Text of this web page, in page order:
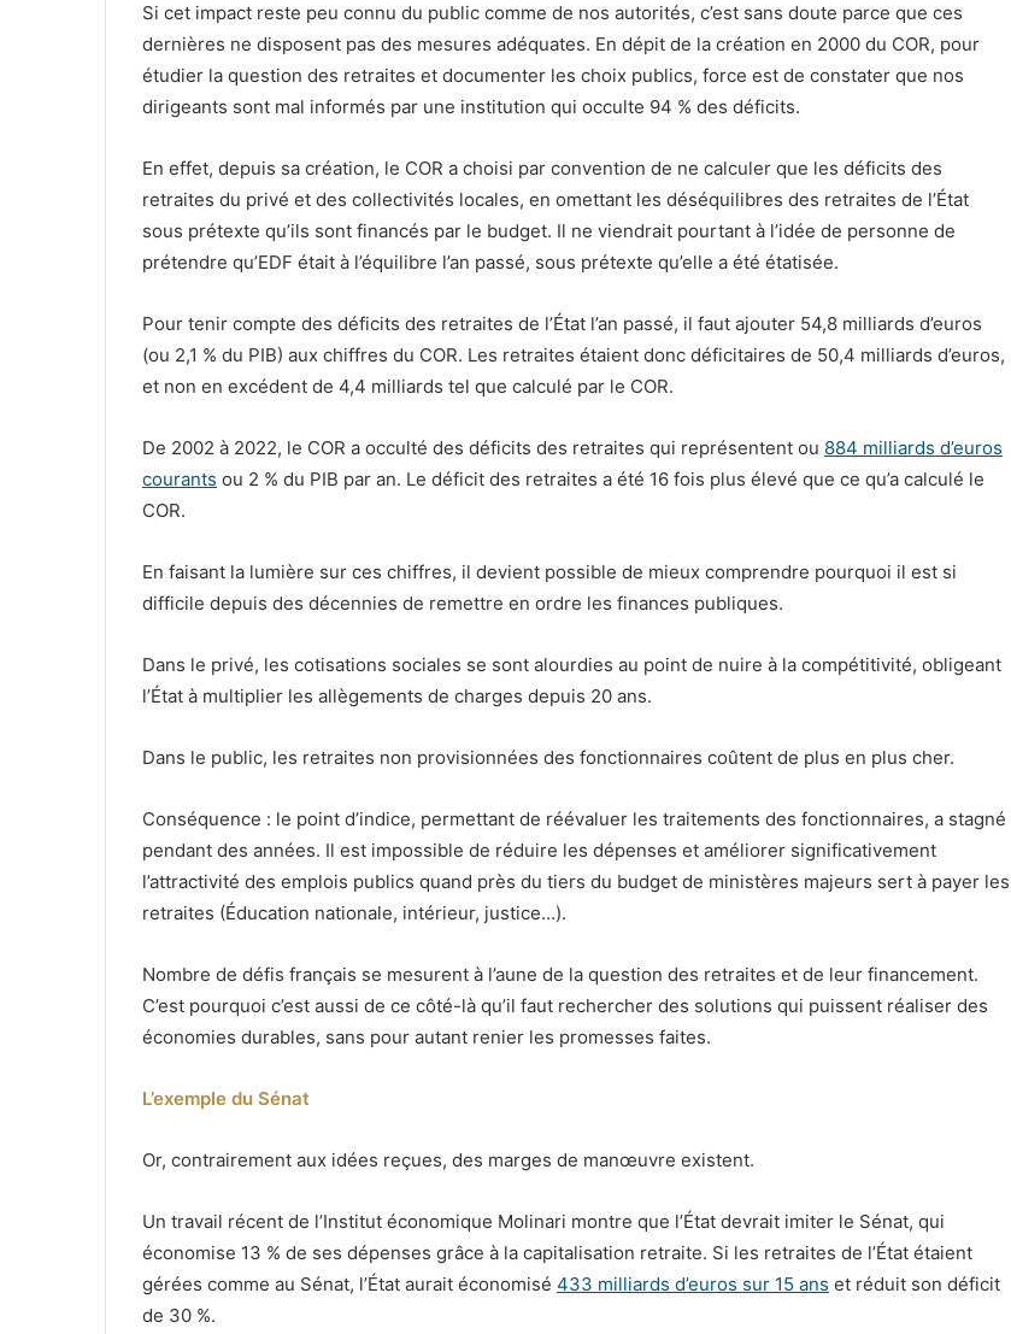
Si cet impact reste peu connu du public comme de nos autorités, c’est sans doute parce que ces
dernières ne disposent pas des mesures adéquates. En dépit de la création en 2000 du COR, pour
étudier la question des retraites et documenter les choix publics, force est de constater que nos
dirigeants sont mal informés par une institution qui occulte 94 % des déficits.
En effet, depuis sa création, le COR a choisi par convention de ne calculer que les déficits des
retraites du privé et des collectivités locales, en omettant les déséquilibres des retraites de l’État
sous prétexte qu’ils sont financés par le budget. Il ne viendrait pourtant à l’idée de personne de
prétendre qu’EDF était à l’équilibre l’an passé, sous prétexte qu’elle a été étatisée.
Pour tenir compte des déficits des retraites de l’État l’an passé, il faut ajouter 54,8 milliards d’euros
(ou 2,1 % du PIB) aux chiffres du COR. Les retraites étaient donc déficitaires de 50,4 milliards d’euros,
et non en excédent de 4,4 milliards tel que calculé par le COR.
De 2002 à 2022, le COR a occulté des déficits des retraites qui représentent ou 884 milliards d’euros
courants ou 2 % du PIB par an. Le déficit des retraites a été 16 fois plus élevé que ce qu’a calculé le
COR.
En faisant la lumière sur ces chiffres, il devient possible de mieux comprendre pourquoi il est si
difficile depuis des décennies de remettre en ordre les finances publiques.
Dans le privé, les cotisations sociales se sont alourdies au point de nuire à la compétitivité, obligeant
l’État à multiplier les allègements de charges depuis 20 ans.
Dans le public, les retraites non provisionnées des fonctionnaires coûtent de plus en plus cher.
Conséquence : le point d’indice, permettant de réévaluer les traitements des fonctionnaires, a stagné
pendant des années. Il est impossible de réduire les dépenses et améliorer significativement
l’attractivité des emplois publics quand près du tiers du budget de ministères majeurs sert à payer les
retraites (Éducation nationale, intérieur, justice…).
Nombre de défis français se mesurent à l’aune de la question des retraites et de leur financement.
C’est pourquoi c’est aussi de ce côté-là qu’il faut rechercher des solutions qui puissent réaliser des
économies durables, sans pour autant renier les promesses faites.
L’exemple du Sénat
Or, contrairement aux idées reçues, des marges de manœuvre existent.
Un travail récent de l’Institut économique Molinari montre que l’État devrait imiter le Sénat, qui
économise 13 % de ses dépenses grâce à la capitalisation retraite. Si les retraites de l’État étaient
gérées comme au Sénat, l’État aurait économisé 433 milliards d’euros sur 15 ans et réduit son déficit
de 30 %.